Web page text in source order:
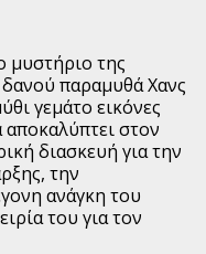
μυστήριο της
παραμυθά Χανς
γεμάτο εικόνες
στον
διασκευή για την
την
ανάγκη του
του για τον